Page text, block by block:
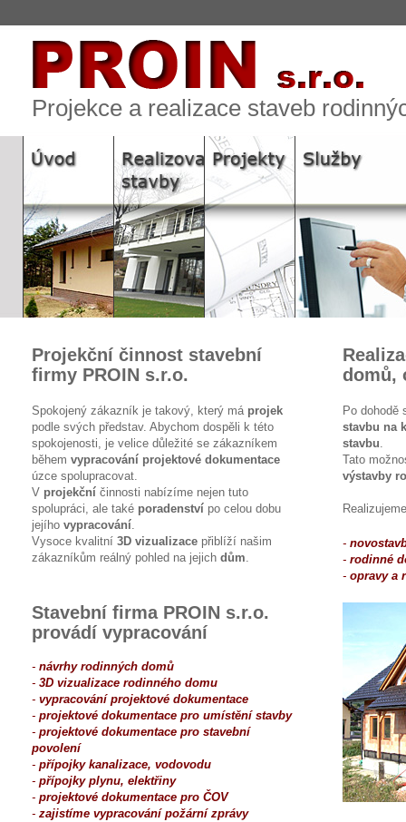
Projekce a realizace staveb
Projekční činnost stavební
firmy PROIN s.r.o.
Spokojený zákazník je takový, který má projek
podle svých představ. Abychom dospěli k této
spokojenosti, je velice důležité se zákazníkem
během vypracování projektové dokumentace
úzce spolupracovat.
V projekční činnosti nabízíme nejen tuto
spolupráci, ale také poradenství po celou dobu
jejího vypracování.
Vysoce kvalitní 3D vizualizace přiblíží našim
zákazníkům reálný pohled na jejich dům.
Stavební firma PROIN s.r.o.
provádí vypracování
- návrhy rodinných domů
- 3D vizualizace rodinného domu
- vypracování projektové dokumentace
- projektové dokumentace pro umístění stavby
- projektové dokumentace pro stavební
povolení
- přípojky kanalizace, vodovodu
- přípojky plynu, elektřiny
- projektové dokumentace pro ČOV
- zajistíme vypracování požární zprávy
domů,
Po dohodě
stavbu na
stavbu.
Tato
výstavby
-
- rodinné
- opravy a